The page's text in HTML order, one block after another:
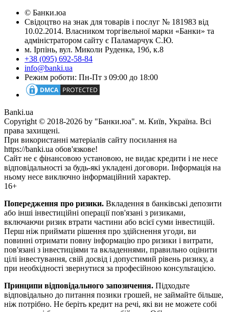
© Банки.юа
Свідоцтво на знак для товарів і послуг № 181983 від
10.02.2014. Власником торгівельної марки «Банки» та
адміністратором сайту є Паламарчук С.Ю.
м. Ірпінь, вул. Миколи Руденка, 19б, к.8
+38 (095) 692-58-84
info@banki.ua
Режим роботи: Пн-Пт з 09:00 до 18:00
Banki.ua
Copyright © 2018-2026 by "Банки.юа". м. Київ, Україна. Всі
права захищені.
При використанні матеріалів сайту посилання на
https://banki.ua обов'язкове!
Сайт не є фінансовою установою, не видає кредити і не несе
відповідальності за будь-які укладені договори. Інформація на
ньому несе виключно інформаційний характер.
16+
Попередження про ризики. Вкладення в банківські депозити
або інші інвестиційні операції пов'язані з ризиками,
включаючи ризик втрати частини або всієї суми інвестицій.
Перш ніж приймати рішення про здійснення угоди, ви
повинні отримати повну інформацію про ризики і витрати,
пов'язані з інвестиціями та вкладеннями, правильно оцінити
цілі інвестування, свій досвід і допустимий рівень ризику, а
при необхідності звернутися за професійною консультацією.
Принципи відповідального запозичення. Підходьте
відповідально до питання позики грошей, не займайте більше,
ніж потрібно. Не беріть кредит на речі, які ви не можете собі